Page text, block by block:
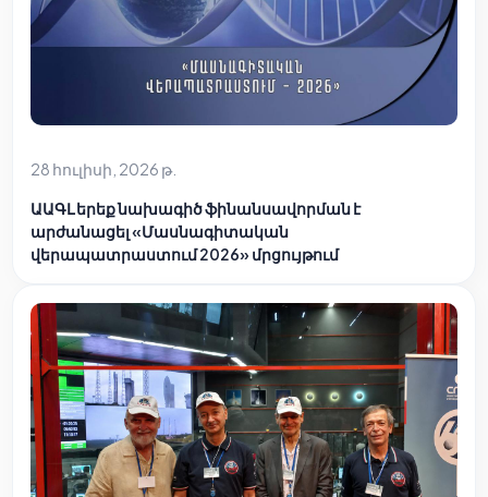
28 հուլիսի, 2026 թ.
ԱԱԳԼ երեք նախագիծ ֆինանսավորման է
արժանացել «Մասնագիտական
վերապատրաստում 2026» մրցույթում